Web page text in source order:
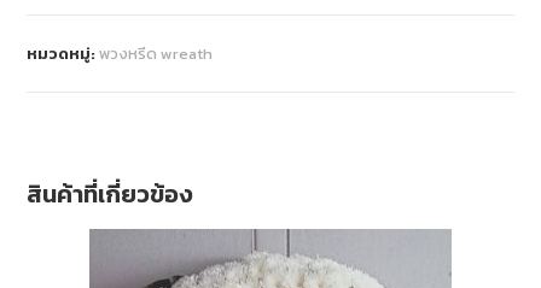
หมวดหมู่:พวงหรีด wreath
สินค้าที่เกี่ยวข้อง